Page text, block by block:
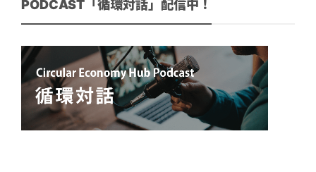
PODCAST「循環対話」配信中！